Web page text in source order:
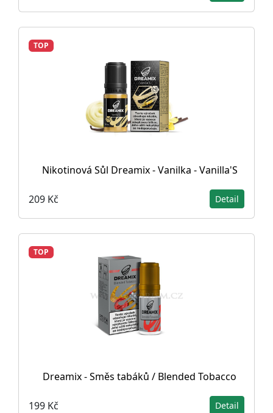
TOP
Nikotinová Sůl Dreamix - Vanilka - Vanilla'S
209 Kč Detail
TOP
Dreamix - Směs tabáků / Blended Tobacco
199 Kč Detail